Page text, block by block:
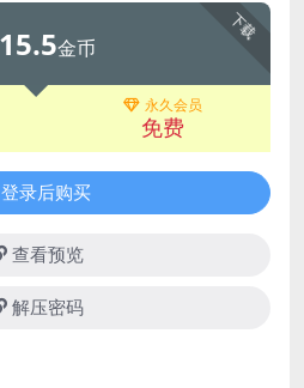
下载
15.5金币
永久会员
免费
登录后购买
查看预览
解压密码